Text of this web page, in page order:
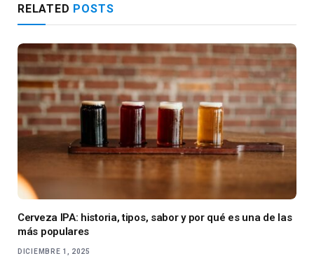
RELATED POSTS
Cerveza IPA: historia, tipos, sabor y por qué es una de las
más populares
DICIEMBRE 1, 2025